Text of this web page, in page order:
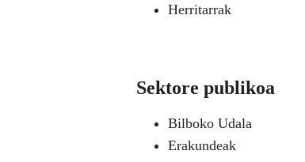
Herritarrak
Sektore publikoa
Bilboko Udala
Erakundeak